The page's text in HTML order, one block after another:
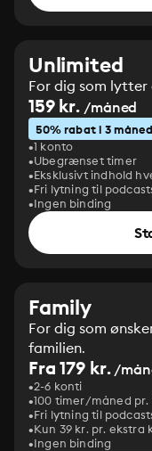
Unlimited
For dig som
159 kr. /måned
50% rabat i 3
1 konto
Ubegrænset timer
Eksklusivt indhold
Fri lytning til
Ingen binding
Family
For dig som
familien.
Fra 179 kr./
2-6 konti
100 timer/måned pr.
Fri lytning til
Kun 39 kr. pr. ekstra
Ingen binding